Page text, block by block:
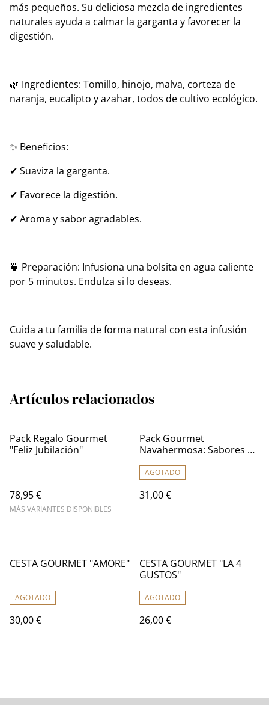
más pequeños. Su deliciosa mezcla de ingredientes
naturales ayuda a calmar la garganta y favorecer la
digestión.
🌿 Ingredientes: Tomillo, hinojo, malva, corteza de
naranja, eucalipto y azahar, todos de cultivo ecológico.
✨ Beneficios:
✔ Suaviza la garganta.
✔ Favorece la digestión.
✔ Aroma y sabor agradables.
🍵 Preparación: Infusiona una bolsita en agua caliente
por 5 minutos. Endulza si lo deseas.
Cuida a tu familia de forma natural con esta infusión
suave y saludable.
Artículos relacionados
Pack Regalo Gourmet
"Feliz Jubilación"
78,95 €
MÁS VARIANTES DISPONIBLES
Pack Gourmet
Navahermosa: Sabores de
AGOTADO
31,00 €
CESTA GOURMET "AMORE"
AGOTADO
30,00 €
CESTA GOURMET "LA 4
GUSTOS"
AGOTADO
26,00 €